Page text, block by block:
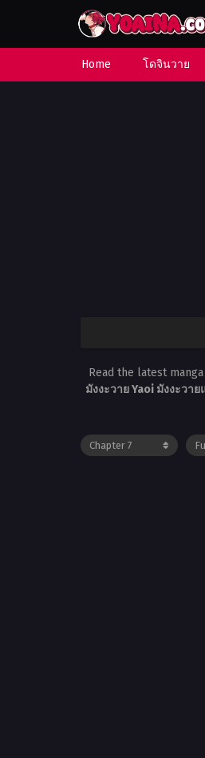
Home โดจินวาย
Read the latest manga
มังงะวาย Yaoi มังงะวา